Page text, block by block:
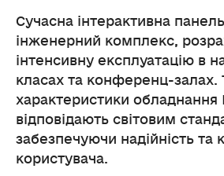
Сучасна інтерактивна
інженерний комплекс,
інтенсивну експлуатацію в
класах та конференц-залах.
характеристики
відповідають світовим
забезпечуючи надійність
користувача.